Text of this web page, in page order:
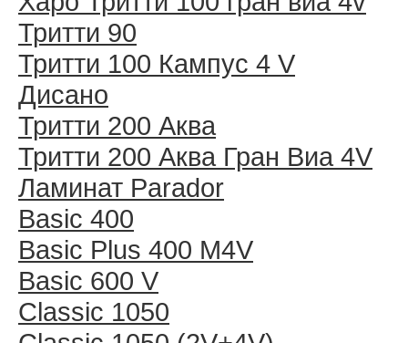
Тритти 90
Тритти 100 Кампус 4 V
Дисано
Тритти 200 Аква
Тритти 200 Аква Гран Виа 4V
Ламинат Parador
Basic 400
Basic Plus 400 M4V
Basic 600 V
Classic 1050